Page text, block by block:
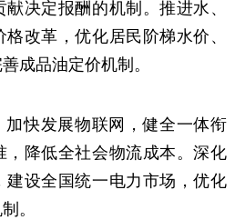
决定报酬的机制。推进水、
改革，优化居民阶梯水价、
成品油定价机制。
加快发展物联网，健全一体衔
降低全社会物流成本。深化
设全国统一电力市场，优化
。